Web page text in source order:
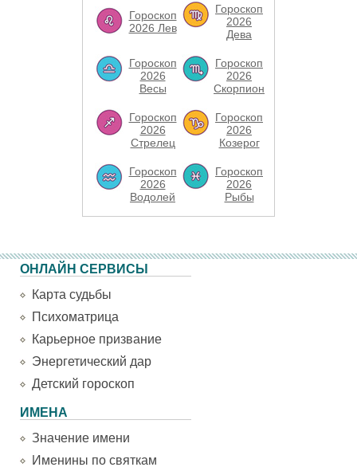
Гороскоп
2026 Лев
Гороскоп
2026
Дева
Гороскоп
2026
Весы
Гороскоп
2026
Скорпион
Гороскоп
2026
Стрелец
Гороскоп
2026
Козерог
Гороскоп
2026
Водолей
Гороскоп
2026
Рыбы
ОНЛАЙН СЕРВИСЫ
Карта судьбы
Психоматрица
Карьерное призвание
Энергетический дар
Детский гороскоп
ИМЕНА
Значение имени
Именины по святкам